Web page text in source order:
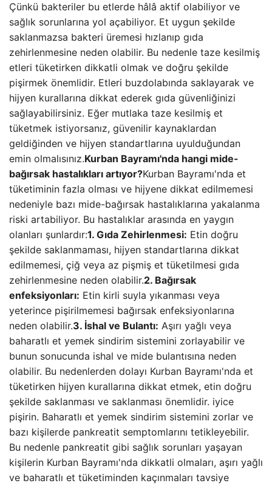
Çünkü bakteriler bu etlerde hâlâ aktif olabiliyor ve
sağlık sorunlarına yol açabiliyor. Et uygun şekilde
saklanmazsa bakteri üremesi hızlanıp gıda
zehirlenmesine neden olabilir. Bu nedenle taze kesilmiş
etleri tüketirken dikkatli olmak ve doğru şekilde
pişirmek önemlidir. Etleri buzdolabında saklayarak ve
hijyen kurallarına dikkat ederek gıda güvenliğinizi
sağlayabilirsiniz. Eğer mutlaka taze kesilmiş et
tüketmek istiyorsanız, güvenilir kaynaklardan
geldiğinden ve hijyen standartlarına uyulduğundan
emin olmalısınız.Kurban Bayramı'nda hangi mide-
bağırsak hastalıkları artıyor?Kurban Bayramı'nda et
tüketiminin fazla olması ve hijyene dikkat edilmemesi
nedeniyle bazı mide-bağırsak hastalıklarına yakalanma
riski artabiliyor. Bu hastalıklar arasında en yaygın
olanları şunlardır:1. Gıda Zehirlenmesi: Etin doğru
şekilde saklanmaması, hijyen standartlarına dikkat
edilmemesi, çiğ veya az pişmiş et tüketilmesi gıda
zehirlenmesine neden olabilir.2. Bağırsak
enfeksiyonları: Etin kirli suyla yıkanması veya
yeterince pişirilmemesi bağırsak enfeksiyonlarına
neden olabilir.3. İshal ve Bulantı: Aşırı yağlı veya
baharatlı et yemek sindirim sistemini zorlayabilir ve
bunun sonucunda ishal ve mide bulantısına neden
olabilir. Bu nedenlerden dolayı Kurban Bayramı'nda et
tüketirken hijyen kurallarına dikkat etmek, etin doğru
şekilde saklanması ve saklanması önemlidir. iyice
pişirin. Baharatlı et yemek sindirim sistemini zorlar ve
bazı kişilerde pankreatit semptomlarını tetikleyebilir.
Bu nedenle pankreatit gibi sağlık sorunları yaşayan
kişilerin Kurban Bayramı'nda dikkatli olmaları, aşırı yağlı
ve baharatlı et tüketiminden kaçınmaları tavsiye